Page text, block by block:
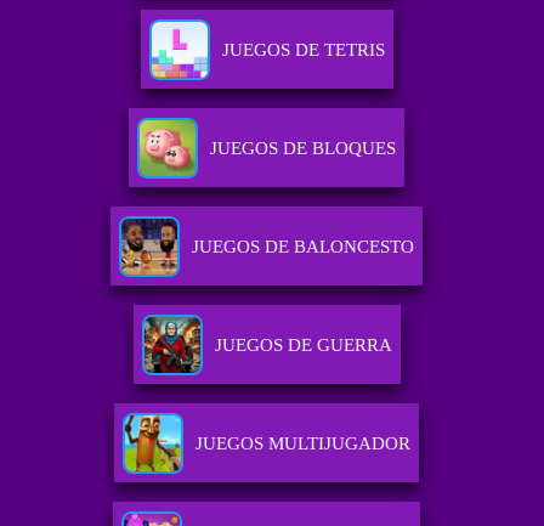
JUEGOS DE TETRIS
JUEGOS DE BLOQUES
JUEGOS DE BALONCESTO
JUEGOS DE GUERRA
JUEGOS MULTIJUGADOR